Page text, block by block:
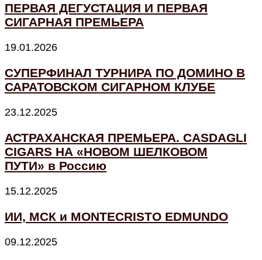
ПЕРВАЯ ДЕГУСТАЦИЯ И ПЕРВАЯ
СИГАРНАЯ ПРЕМЬЕРА
19.01.2026
СУПЕРФИНАЛ ТУРНИРА ПО ДОМИНО В
САРАТОВСКОМ СИГАРНОМ КЛУБЕ
23.12.2025
АСТРАХАНСКАЯ ПРЕМЬЕРА. CASDAGLI
CIGARS НА «НОВОМ ШЕЛКОВОМ
ПУТИ» в Россию
15.12.2025
ИИ, МСК и MONTECRISTO EDMUNDO
09.12.2025